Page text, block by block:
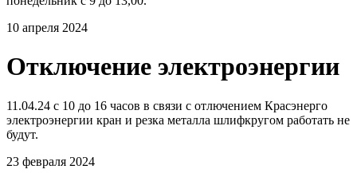
10 апреля 2024
Отключение электроэнергии
11.04.24 с 10 до 16 часов в связи с отлючением Красэнерго
электроэнергии кран и резка металла шлифкругом работать не
будут.
23 февраля 2024